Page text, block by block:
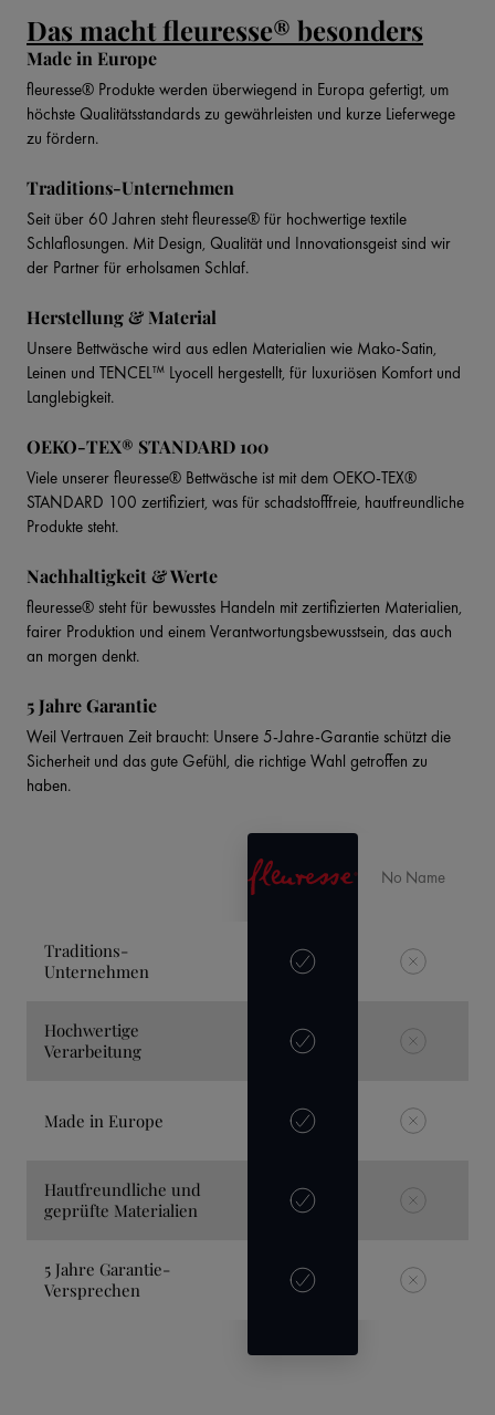
No Name
Traditions-
Unternehmen
Hochwertige
Verarbeitung
Made in Europe
Hautfreundliche und
geprüfte Materialien
5 Jahre Garantie-
Versprechen
Das macht fleuresse® besonders
Made in Europe
fleuresse® Produkte werden überwiegend in Europa gefertigt, um
höchste Qualitätsstandards zu gewährleisten und kurze Lieferwege
zu fördern.
Traditions-Unternehmen
Seit über 60 Jahren steht fleuresse® für hochwertige textile
Schlaflosungen. Mit Design, Qualität und Innovationsgeist sind wir
der Partner für erholsamen Schlaf.
Herstellung & Material
Unsere Bettwäsche wird aus edlen Materialien wie Mako-Satin,
Leinen und TENCEL™ Lyocell hergestellt, für luxuriösen Komfort und
Langlebigkeit.
OEKO-TEX® STANDARD 100
Viele unserer fleuresse® Bettwäsche ist mit dem OEKO-TEX®
STANDARD 100 zertifiziert, was für schadstofffreie, hautfreundliche
Produkte steht.
Nachhaltigkeit & Werte
fleuresse® steht für bewusstes Handeln mit zertifizierten Materialien,
fairer Produktion und einem Verantwortungsbewusstsein, das auch
an morgen denkt.
5 Jahre Garantie
Weil Vertrauen Zeit braucht: Unsere 5-Jahre-Garantie schützt die
Sicherheit und das gute Gefühl, die richtige Wahl getroffen zu
haben.